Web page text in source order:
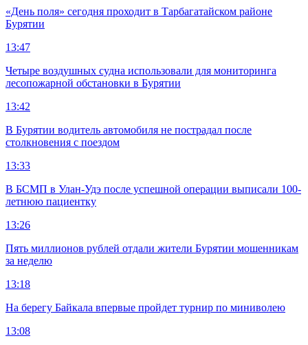
«День поля» сегодня проходит в Тарбагатайском районе
Бурятии
13:47
Четыре воздушных судна использовали для мониторинга
лесопожарной обстановки в Бурятии
13:42
В Бурятии водитель автомобиля не пострадал после
столкновения с поездом
13:33
В БСМП в Улан-Удэ после успешной операции выписали 100-
летнюю пациентку
13:26
Пять миллионов рублей отдали жители Бурятии мошенникам
за неделю
13:18
На берегу Байкала впервые пройдет турнир по миниволею
13:08